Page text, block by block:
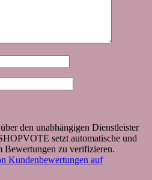
den unabhängigen Dienstleister
setzt automatische und
Bewertungen zu verifizieren.
Kundenbewertungen auf